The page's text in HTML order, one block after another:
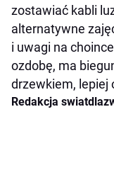
zostawiać kabli
alternatywne
i uwagi na
ozdobę, ma
drzewkiem, lepiej
Redakcja